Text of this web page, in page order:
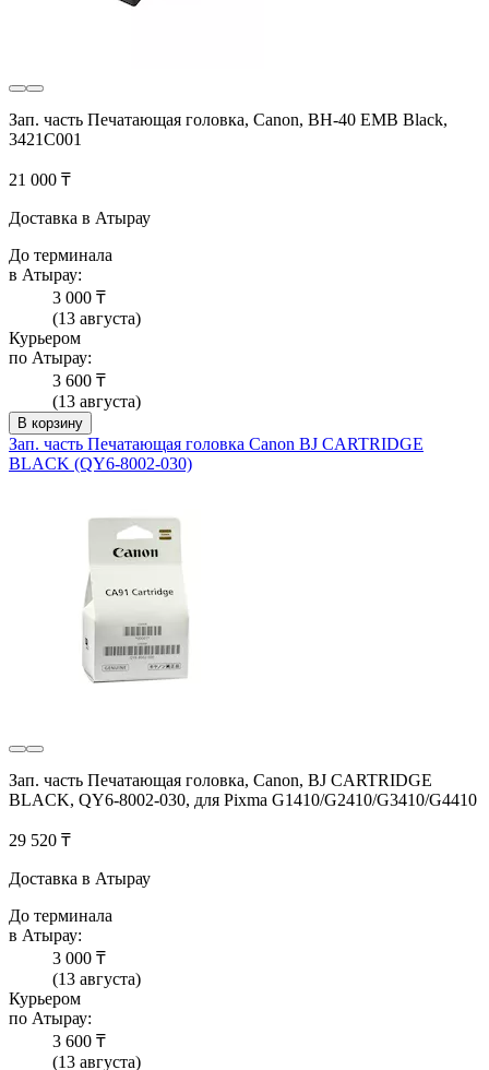
Зап. часть Печатающая головка, Canon, BH-40 EMB Black,
3421C001
21 000 ₸
Доставка в Атырау
До терминала
в Атырау:
3 000 ₸
(13 августа)
Курьером
по Атырау:
3 600 ₸
(13 августа)
В корзину
Зап. часть Печатающая головка Canon BJ CARTRIDGE
BLACK (QY6-8002-030)
Зап. часть Печатающая головка, Canon, BJ CARTRIDGE
BLACK, QY6-8002-030, для Pixma G1410/G2410/G3410/G4410
29 520 ₸
Доставка в Атырау
До терминала
в Атырау:
3 000 ₸
(13 августа)
Курьером
по Атырау:
3 600 ₸
(13 августа)